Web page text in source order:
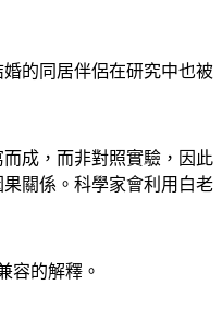
的同居伴侶在研究中也被
成，而非對照實驗，因此
關係。科學家會利用白老
容的解釋。